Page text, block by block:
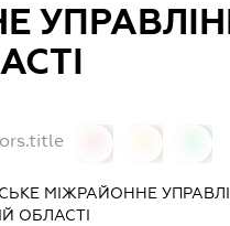
МІЖРАЙОННЕ
ОБЛАСТІ